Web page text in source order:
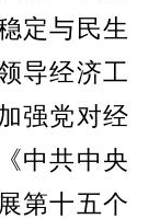
定与民生
导经济工
强党对经
中共中央
第十五个